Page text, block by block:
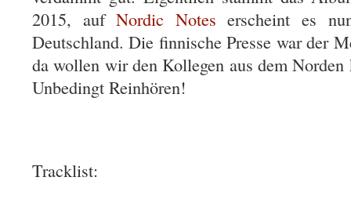
2015, aufNordic Notes erscheint es
Deutschland. Die finnische Presse war der
da wollen wir den Kollegen aus dem
Unbedingt Reinhören!
Tracklist: